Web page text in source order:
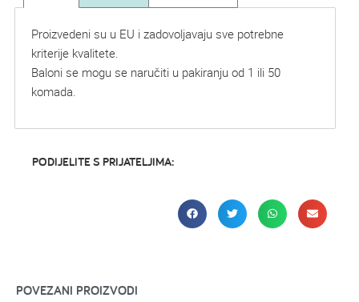
Proizvedeni su u EU i zadovoljavaju sve potrebne
kriterije kvalitete.
Baloni se mogu se naručiti u pakiranju od 1 ili 50
komada.
PODIJELITE S PRIJATELJIMA:
POVEZANI PROIZVODI